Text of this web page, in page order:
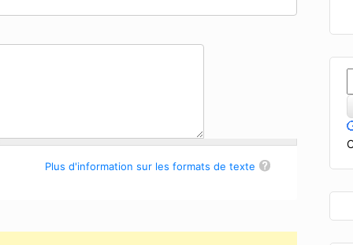
Plus d'information sur les formats de texte